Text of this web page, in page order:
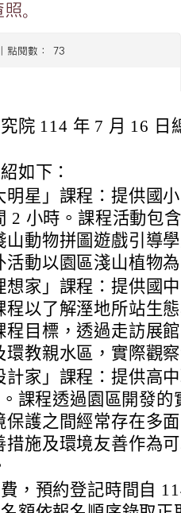
。
點閱數： 73
院 114 年 7 月 16 日
如下：
明星」課程：提供國
2 小時。課程活動包
山動物拼圖遊戲引導
活動以園區淺山植物
想家」課程：提供國
程以了解溼地所站生
程目標，透過走訪展
環教親水區，實際觀
計家」課程：提供高
課程透過園區開發
保護之間經常存在多
措施及環境友善作為
，預約登記時間自